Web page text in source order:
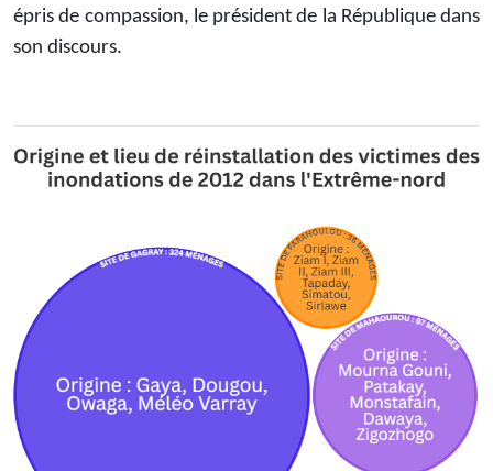
épris de compassion, le président de la République dans
son discours.